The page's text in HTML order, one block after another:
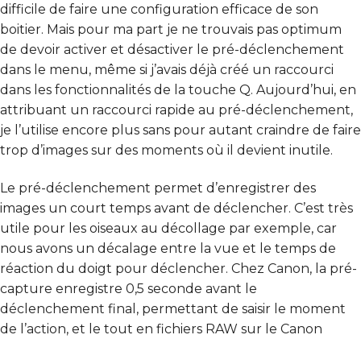
difficile de faire une configuration efficace de son
boitier. Mais pour ma part je ne trouvais pas optimum
de devoir activer et désactiver le pré-déclenchement
dans le menu, même si j’avais déjà créé un raccourci
dans les fonctionnalités de la touche Q. Aujourd’hui, en
attribuant un raccourci rapide au pré-déclenchement,
je l’utilise encore plus sans pour autant craindre de faire
trop d’images sur des moments où il devient inutile.
Le pré-déclenchement permet d’enregistrer des
images un court temps avant de déclencher. C’est très
utile pour les oiseaux au décollage par exemple, car
nous avons un décalage entre la vue et le temps de
réaction du doigt pour déclencher. Chez Canon, la pré-
capture enregistre 0,5 seconde avant le
déclenchement final, permettant de saisir le moment
de l’action, et le tout en fichiers RAW sur le Canon